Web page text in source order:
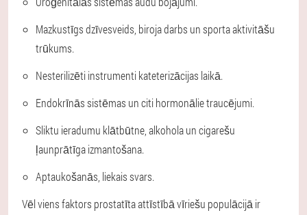
Mazkustīgs dzīvesveids, biroja darbs un sporta aktivitāšu
trūkums.
Nesterilizēti instrumenti kateterizācijas laikā.
Endokrīnās sistēmas un citi hormonālie traucējumi.
Sliktu ieradumu klātbūtne, alkohola un cigarešu
ļaunprātīga izmantošana.
Aptaukošanās, liekais svars.
Vēl viens faktors prostatīta attīstībā vīriešu populācijā ir